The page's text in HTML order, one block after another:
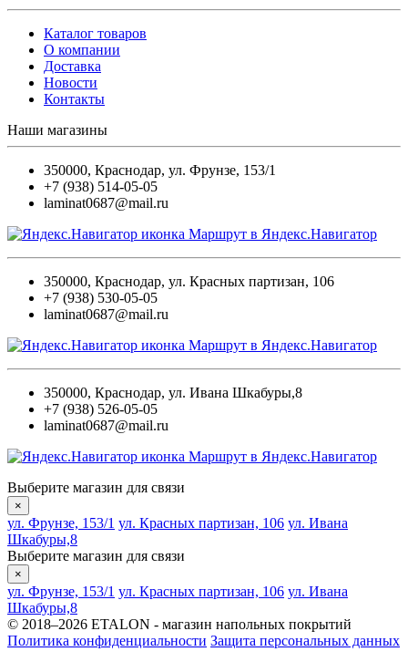
Каталог товаров
О компании
Доставка
Новости
Контакты
Наши магазины
350000, Краснодар, ул. Фрунзе, 153/1
+7 (938) 514-05-05
laminat0687@mail.ru
Маршрут в Яндекс.Навигатор
350000, Краснодар, ул. Красных партизан, 106
+7 (938) 530-05-05
laminat0687@mail.ru
Маршрут в Яндекс.Навигатор
350000, Краснодар, ул. Ивана Шкабуры,8
+7 (938) 526-05-05
laminat0687@mail.ru
Маршрут в Яндекс.Навигатор
Выберите магазин для связи
×
ул. Фрунзе, 153/1 ул. Красных партизан, 106 ул. Ивана
Шкабуры,8
Выберите магазин для связи
×
ул. Фрунзе, 153/1 ул. Красных партизан, 106 ул. Ивана
Шкабуры,8
© 2018–2026 ETALON - магазин напольных покрытий
Политика конфиденциальности Защита персональных данных